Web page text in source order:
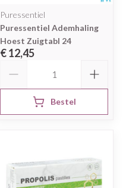
Puressentiel
Puressentiel Ademhaling
Hoest Zuigtabl 24
€ 12,45
Bestel